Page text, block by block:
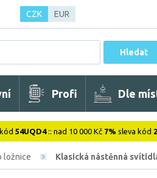
CZK EUR
Hledat
Profi Dle
54UQD4:: nad 10 000 Kč 7% sleva kód
ložnice Klasická nástěnná